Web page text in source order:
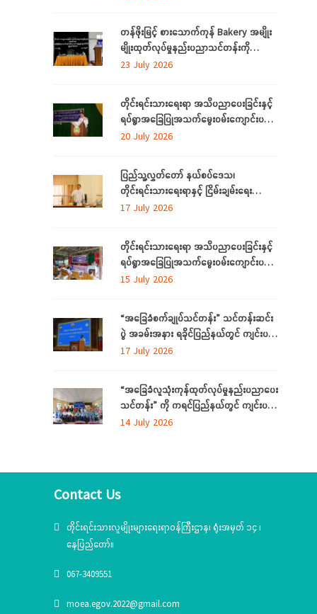
မွန်ပြည်နယ်တွင် ကျင်းပပြုလုပ်
တန်ဖိုးမြင့် စားသောက်ကုန် Bakery အမျိုး
မျိုးထုတ်လုပ်မှုနည်းပညာသင်တန်းကို
စစ်ကိုင်းတိုင်းဒေသကြီး၊ လဟယ်မြို့၌ ဖွင့်လှစ်
23 July 2026
တိုင်းရင်းသားရေးရာ အသိပညာပေးခြင်းနှင့်
ရပ်ရွာအခြေပြုအသက်မွေးဝမ်းကျောင်းပညာ
လိုအပ်ချက်များကို ဆန်းစစ်စီမံခြင်း
ပြုလုပ်
20 July 2026
ပြည်သူ့လွှတ်တော် နယ်စပ်ဒေသ၊
တိုင်းရင်းသားရေးရာနှင့် ငြိမ်းချမ်းရေး
ကော်မတီနှင့် တိုင်းရင်းသားလူမျိုးများရေးရာ
17 July 2026
တိုင်းရင်းသားရေးရာ အသိပညာပေးခြင်းနှင့်
ရပ်ရွာအခြေပြုအသက်မွေးဝမ်းကျောင်းပညာ
လိုအပ်ချက်တို့ကို ဆန်းစစ်စီမံခြင်း အစီအစဉ်
15 July 2026
“အခြေခံစက်ချုပ်သင်တန်း” သင်တန်းဆင်း
ပွဲ အခမ်းအနား ရခိုင်ပြည်နယ်တွင် ကျင်းပ
ပြုလုပ်
17 July 2026
“အခြေခံလူသုံးကုန်ထုတ်လုပ်မှုနည်းပညာပေး
သင်တန်း” ကို ကရင်ပြည်နယ်တွင် ကျင်းပ
ပြုလုပ်
14 July 2026
Contact Us
တိုင်းရင်းသားလူမျိုးများရေးရာဝန်ကြီးဌာန၊ ရုံးအမှတ် ၁၄ ၊
နေပြည်တော်။
067-3409551
moea.egov.2022@gmail.com